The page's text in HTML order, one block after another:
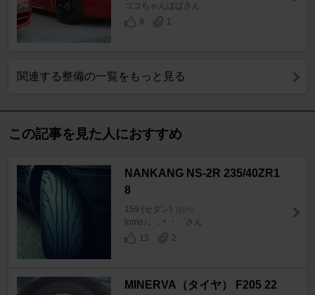
ココちゃんぱぱさん
9
1
関連する整備の一覧をもっと見る
この記事を見た人におすすめ
NANKANG NS-2R 235/40ZR1
8
159 (セダン) [初代]
tomo♪。.:＊・゜さん
13
2
MINERVA（タイヤ） F205 22